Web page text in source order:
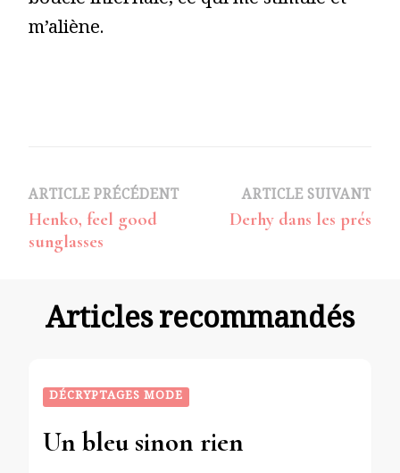
m’aliène.
Navigation
d’article
ARTICLE PRÉCÉDENT
Henko, feel good
sunglasses
ARTICLE SUIVANT
Derhy dans les prés
Articles recommandés
DÉCRYPTAGES MODE
Un bleu sinon rien